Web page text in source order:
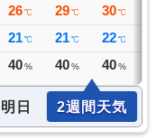
26 ℃
21 ℃
40 %
29 ℃
21 ℃
40 %
30 ℃
22 ℃
40 %
日 2週間天気